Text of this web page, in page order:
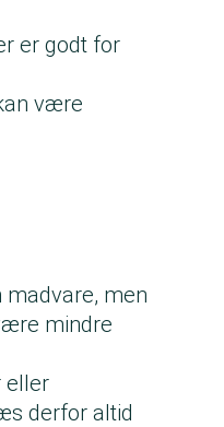
er godt for
være
men
mindre
eller
derfor altid